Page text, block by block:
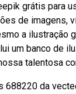
grátis para
de imagens,
a ilustração
um banco de
talentosa
da